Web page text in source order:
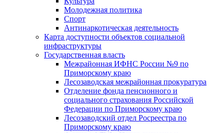
Молодежная политика
Спорт
Антинаркотическая деятельность
Карта доступности объектов социальной
инфраструктуры
Государственная власть
Межрайонная ИФНС России №9 по
Приморскому краю
Лесозаводская межрайонная прокуратура
Отделение фонда пенсионного и
социального страхования Российской
Федерации по Приморскому краю
Лесозаводский отдел Росреестра по
Приморскому краю